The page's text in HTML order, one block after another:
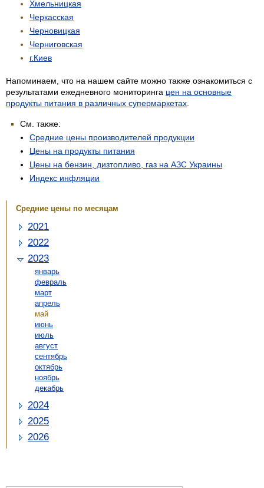
Хмельницкая
Черкасская
Черновицкая
Черниговская
г.Киев
Напоминаем, что на нашем сайте можно также ознакомиться с
результатами ежедневного мониторинга цен на основные
продукты питания в различных супермаркетах
См. также:
Средние цены производителей продукции
Цены на продукты питания
Цены на бензин, дизтопливо, газ на АЗС Украины
Индекс инфляции
Средние цены по месяцам
2021
2022
2023
январь
февраль
март
апрель
май
июнь
июль
август
сентябрь
октябрь
ноябрь
декабрь
2024
2025
2026